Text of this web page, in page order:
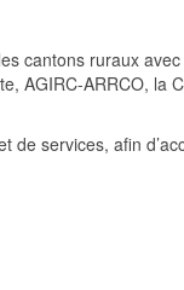
cantons ruraux
AGIRC-ARRCO, la
de services, afin